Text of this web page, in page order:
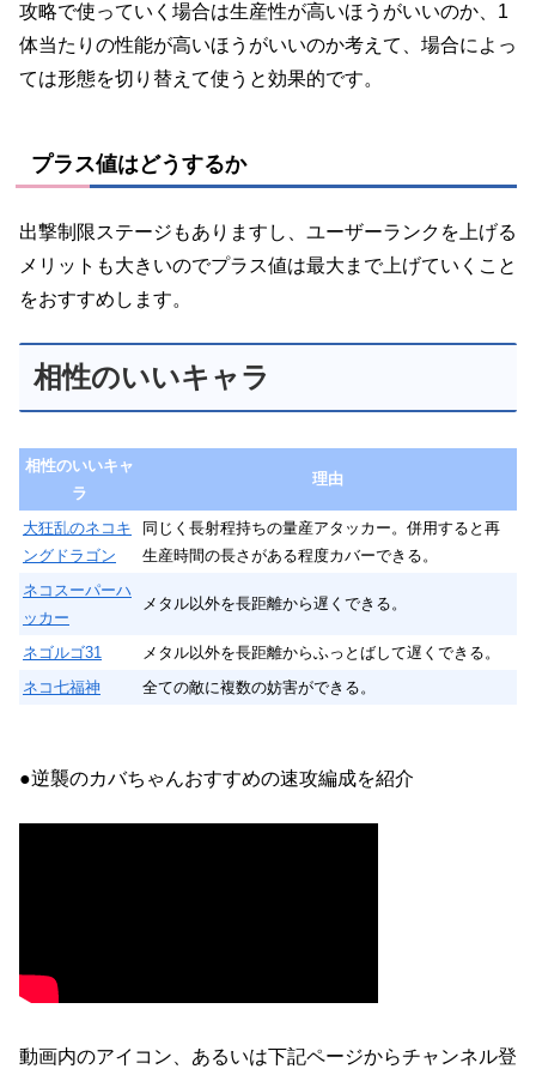
攻略で使っていく場合は生産性が高いほうがいいのか、1
体当たりの性能が高いほうがいいのか考えて、場合によっ
ては形態を切り替えて使うと効果的です。
プラス値はどうするか
出撃制限ステージもありますし、ユーザーランクを上げる
メリットも大きいのでプラス値は最大まで上げていくこと
をおすすめします。
相性のいいキャラ
相性のいいキャ
ラ
理由
大狂乱のネコキ
ングドラゴン
同じく長射程持ちの量産アタッカー。併用すると再
生産時間の長さがある程度カバーできる。
ネコスーパーハ
ッカー
メタル以外を長距離から遅くできる。
ネゴルゴ31
メタル以外を長距離からふっとばして遅くできる。
ネコ七福神
全ての敵に複数の妨害ができる。
●逆襲のカバちゃんおすすめの速攻編成を紹介
動画内のアイコン、あるいは下記ページからチャンネル登